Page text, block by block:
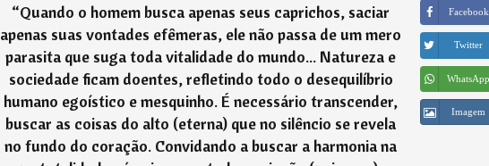
“Quando o homem busca apenas seus caprichos, saciar
apenas suas vontades efêmeras, ele não passa de um mero
parasita que suga toda vitalidade do mundo... Natureza e
sociedade ficam doentes, refletindo todo o desequilíbrio
humano egoístico e mesquinho. É necessário transcender,
buscar as coisas do alto (eterna) que no silêncio se revela
no fundo do coração. Convidando a buscar a harmonia na
Facebook
Twitter
WhatsApp
Imagem